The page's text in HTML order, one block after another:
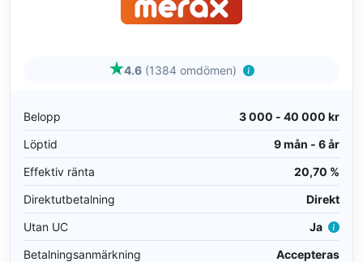
4.6 (1384 omdömen)
Belopp
3 000 - 40 000 kr
Löptid
9 mån - 6 år
Effektiv ränta
20,70 %
Direktutbetalning
Direkt
Utan UC
Ja
Betalningsanmärkning
Accepteras